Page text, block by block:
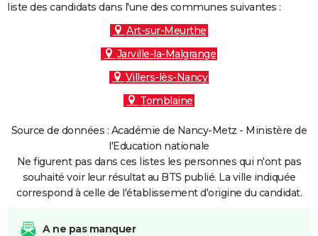
FORUM
liste des candidats dans l'une des communes suivantes :
Art-sur-Meurthe
Jarville-la-Malgrange
Villers-lès-Nancy
Tomblaine
Source de données : Académie de Nancy-Metz - Ministère de
l'Education nationale
Ne figurent pas dans ces listes les personnes qui n'ont pas
souhaité voir leur résultat au BTS publié. La ville indiquée
correspond à celle de l'établissement d'origine du candidat.
A ne pas manquer